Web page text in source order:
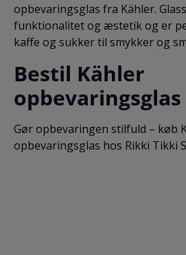
opbevaringsglas fra Kähler.
funktionalitet og æstetik og er
kaffe og sukker til smykker og
Bestil Kähler
Gør opbevaringen stilfuld – køb
opbevaringsglas hos Rikki Tikki